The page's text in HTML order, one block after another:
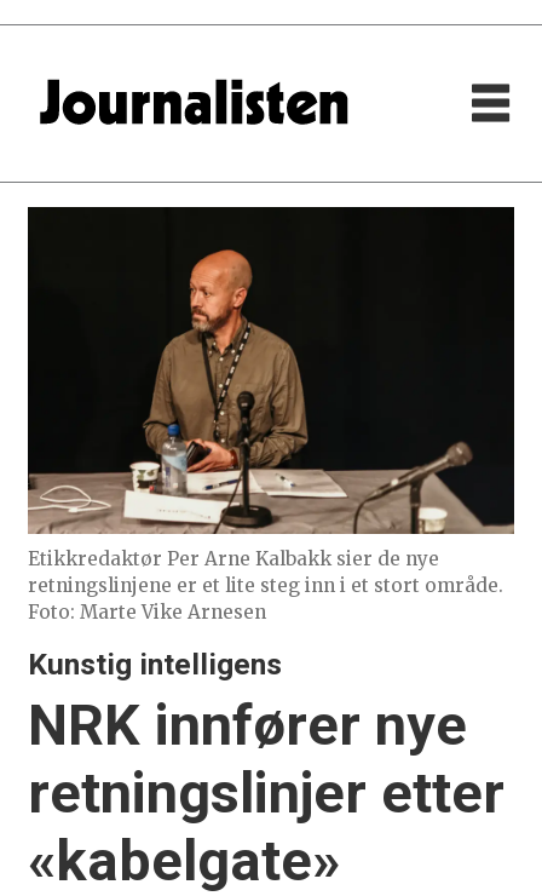
Etikkredaktør Per Arne Kalbakk sier de nye
retningslinjene er et lite steg inn i et stort område.
Foto: Marte Vike Arnesen
Kunstig intelligens
NRK innfører nye
retningslinjer etter
«kabelgate»